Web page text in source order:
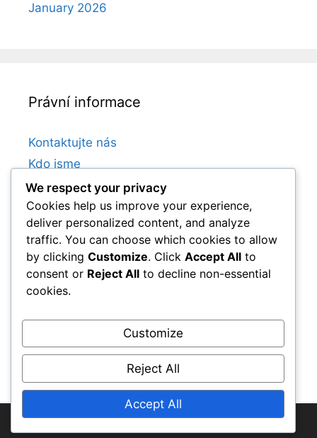
January 2026
Právní informace
Kontaktujte nás
Kdo jsme
Obchodní podmínky
Zásady ochrany dat
Předvolby cookies
Kategorie
Křiváky v baseballu
Rychlé míče v baseballu
Změny v baseballu
We respect your privacy
Cookies help us improve your experience,
deliver personalized content, and analyze
traffic. You can choose which cookies to allow
by clicking Customize. Click Accept All to
consent or Reject All to decline non-essential
cookies.
Customize
Reject All
Accept All